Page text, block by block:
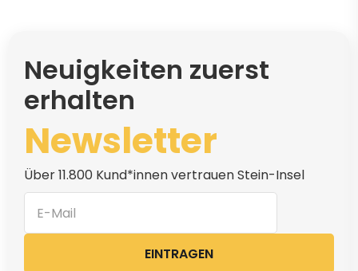
Neuigkeiten zuerst
erhalten
Newsletter
Über 11.800 Kund*innen vertrauen Stein-Insel
EINTRAGEN